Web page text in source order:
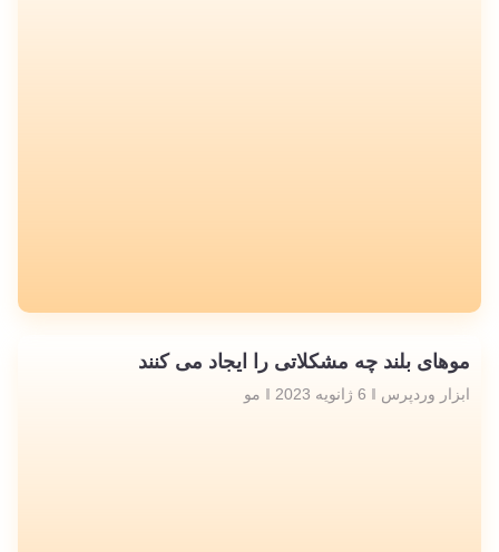
موهای بلند چه مشکلاتی را ایجاد می کنند
ابزار وردپرس 6 ژانویه 2023 مو